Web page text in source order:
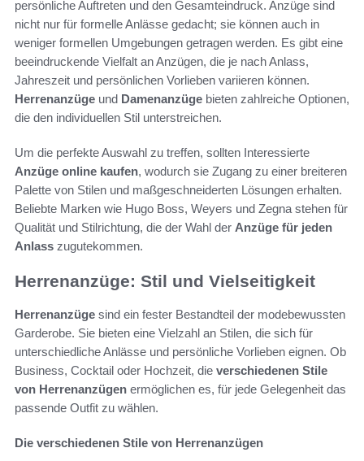
persönliche Auftreten und den Gesamteindruck. Anzüge sind
nicht nur für formelle Anlässe gedacht; sie können auch in
weniger formellen Umgebungen getragen werden. Es gibt eine
beeindruckende Vielfalt an Anzügen, die je nach Anlass,
Jahreszeit und persönlichen Vorlieben variieren können.
Herrenanzüge und Damenanzüge bieten zahlreiche Optionen,
die den individuellen Stil unterstreichen.
Um die perfekte Auswahl zu treffen, sollten Interessierte
Anzüge online kaufen, wodurch sie Zugang zu einer breiteren
Palette von Stilen und maßgeschneiderten Lösungen erhalten.
Beliebte Marken wie Hugo Boss, Weyers und Zegna stehen für
Qualität und Stilrichtung, die der Wahl der Anzüge für jeden
Anlass zugutekommen.
Herrenanzüge: Stil und Vielseitigkeit
Herrenanzüge sind ein fester Bestandteil der modebewussten
Garderobe. Sie bieten eine Vielzahl an Stilen, die sich für
unterschiedliche Anlässe und persönliche Vorlieben eignen. Ob
Business, Cocktail oder Hochzeit, die verschiedenen Stile
von Herrenanzügen ermöglichen es, für jede Gelegenheit das
passende Outfit zu wählen.
Die verschiedenen Stile von Herrenanzügen